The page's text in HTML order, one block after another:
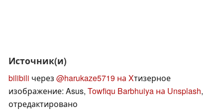
Источник(и)
bilibili через @harukaze5719 на Xтизерное
изображение: Asus, Towfiqu Barbhuiya на Unsplash,
отредактировано